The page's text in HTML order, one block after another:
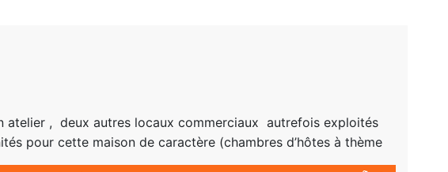
atelier , deux autres locaux commerciaux autrefois exploités
pour cette maison de caractère (chambres d’hôtes à thème
formations dans le cadre de l’activité artistique …) Cette